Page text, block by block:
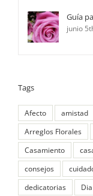
Guía
junio
Tags
Afecto amistad
Arreglos Florales
Casamiento
consejos
dedicatorias